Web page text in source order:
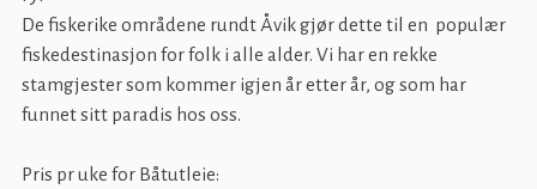
De fiskerike områdene rundt Åvik gjør dette til en populær
fiskedestinasjon for folk i alle alder. Vi har en rekke
stamgjester som kommer igjen år etter år, og som har
funnet sitt paradis hos oss.
Pris pr uke for Båtutleie: